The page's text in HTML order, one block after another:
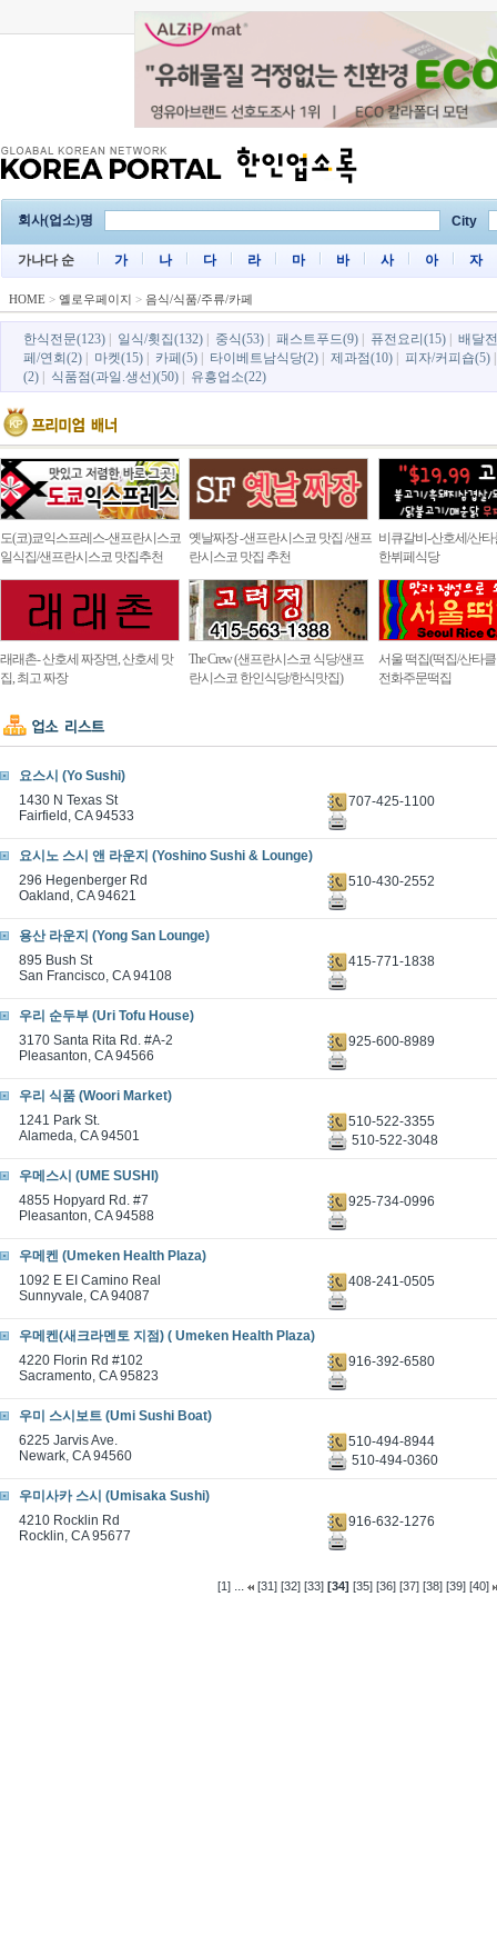
회사(업소)명 City
가나다 순 가 나 다 라 마 바 사 아 자
HOME > 옐로우페이지 > 음식/식품/주류/카페
한식전문(123) 일식/횟집(132) 중식(53) 패스트푸드(9) 퓨전요리(15)
배달
페/연회(2)
마켓(15) 카페(5) 타이베트남식당(2) 제과점(10) 피자/커피숍(5)
(2)
식품점(과일.생선)(50) 유흥업소(22)
도(코)쿄익스프레스-샌프란시스코
일식집/샌프란시스코 맛집추천
옛날짜장 -샌프란시스코 맛집 /샌프
란시스코 맛집 추천
비큐갈비-산호세/산
한뷔페식당
래래촌- 산호세 짜장면, 산호세 맛
집, 최고 짜장
The Crew (샌프란시스코 식당/샌프
란시스코 한인식당/한식맛집)
서울 떡집(떡집/산타
전화주문떡집
요스시 (Yo Sushi)
1430 N Texas St
Fairfield, CA 94533
707-425-1100
요시노 스시 앤 라운지 (Yoshino Sushi & Lounge)
296 Hegenberger Rd
Oakland, CA 94621
510-430-2552
용산 라운지 (Yong San Lounge)
895 Bush St
San Francisco, CA 94108
415-771-1838
우리 순두부 (Uri Tofu House)
3170 Santa Rita Rd. #A-2
Pleasanton, CA 94566
925-600-8989
우리 식품 (Woori Market)
1241 Park St.
Alameda, CA 94501
510-522-3355
510-522-3048
우메스시 (UME SUSHI)
4855 Hopyard Rd. #7
Pleasanton, CA 94588
925-734-0996
우메켄 (Umeken Health Plaza)
1092 E EI Camino Real
Sunnyvale, CA 94087
408-241-0505
우메켄(새크라멘토 지점) ( Umeken Health Plaza)
4220 Florin Rd #102
Sacramento, CA 95823
916-392-6580
우미 스시보트 (Umi Sushi Boat)
6225 Jarvis Ave.
Newark, CA 94560
510-494-8944
510-494-0360
우미사카 스시 (Umisaka Sushi)
4210 Rocklin Rd
Rocklin, CA 95677
916-632-1276
[1]... [31] [32] [33] [34] [35] [36] [37] [38] [39] [40]